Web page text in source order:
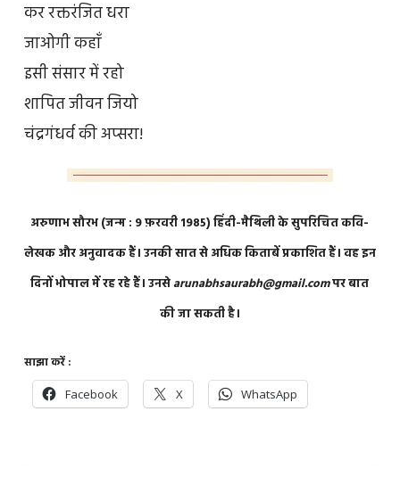
कर रक्तरंजित धरा
जाओगी कहाँ
इसी संसार में रहो
शापित जीवन जियो
चंद्रगंधर्व की अप्सरा!
अरुणाभ सौरभ (जन्म : 9 फ़रवरी 1985) हिंदी-मैथिली के सुपरिचित कवि-
लेखक और अनुवादक हैं। उनकी सात से अधिक किताबें प्रकाशित हैं। वह इन
दिनों भोपाल में रह रहे हैं। उनसेarunabhsaurabh@gmail.comपर बात
की जा सकती है।
साझा करें :
Facebook X WhatsApp